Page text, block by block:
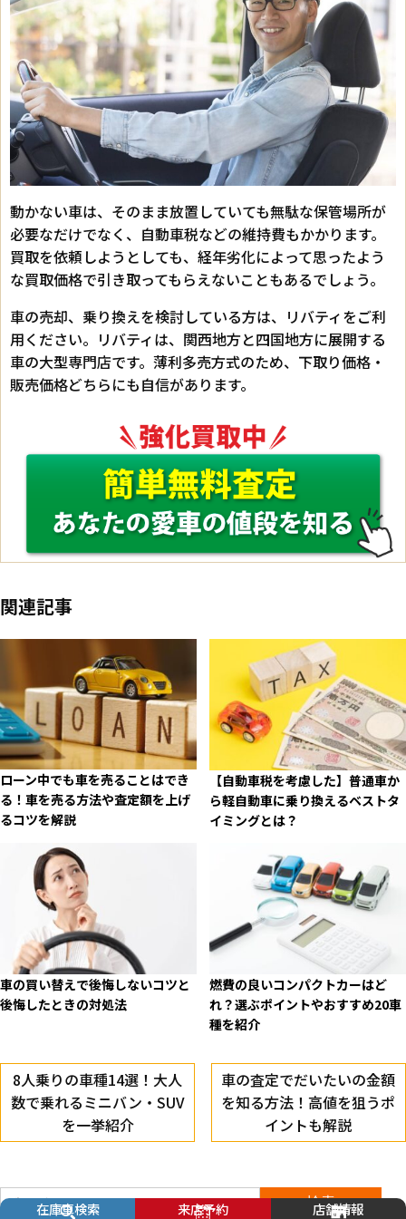
動かない車は、そのまま放置していても無駄な保管場所が
必要なだけでなく、自動車税などの維持費もかかります。
買取を依頼しようとしても、経年劣化によって思ったよう
な買取価格で引き取ってもらえないこともあるでしょう。
車の売却、乗り換えを検討している方は、リバティをご利
用ください。リバティは、関西地方と四国地方に展開する
車の大型専門店です。薄利多売方式のため、下取り価格・
販売価格どちらにも自信があります。
関連記事
ローン中でも車を売ることはでき
る！車を売る方法や査定額を上げ
るコツを解説
【自動車税を考慮した】普通車か
ら軽自動車に乗り換えるベストタ
イミングとは？
車の買い替えで後悔しないコツと
後悔したときの対処法
燃費の良いコンパクトカーはど
れ？選ぶポイントやおすすめ20車
種を紹介
8人乗りの車種14選！大人
数で乗れるミニバン・SUV
を一挙紹介
車の査定でだいたいの金額
を知る方法！高値を狙うポ
イントも解説
在庫車検索 来店予約 店舗情報